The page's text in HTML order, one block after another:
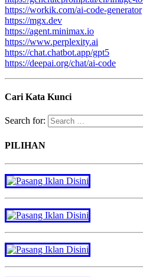
https://workik.com/ai-code-generator
https://mgx.dev
https://agent.minimax.io
https://www.perplexity.ai
https://chat.chatbot.app/gpt5
https://deepai.org/chat/ai-code
Cari Kata Kunci
Search for:
PILIHAN